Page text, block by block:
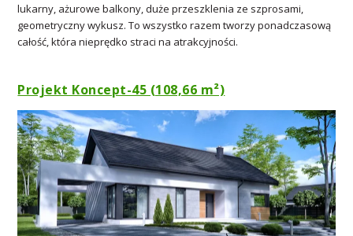
lukarny, ażurowe balkony, duże przeszklenia ze szprosami,
geometryczny wykusz. To wszystko razem tworzy ponadczasową
całość, która nieprędko straci na atrakcyjności.
Projekt Koncept-45 (108,66 m²)